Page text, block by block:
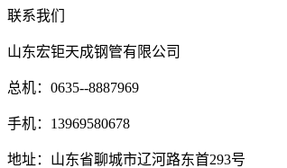
联系我们
山东宏钜天成钢管有限公司
总机：0635--8887969
手机：13969580678
地址：山东省聊城市辽河路东首293号